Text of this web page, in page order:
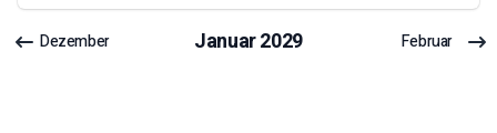
Dezember Januar2029 Februar